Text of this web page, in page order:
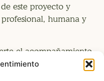
este proyecto y
humana y
el acompañamiento
y necesidades